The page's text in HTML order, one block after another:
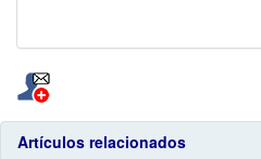
Artículos relacionados